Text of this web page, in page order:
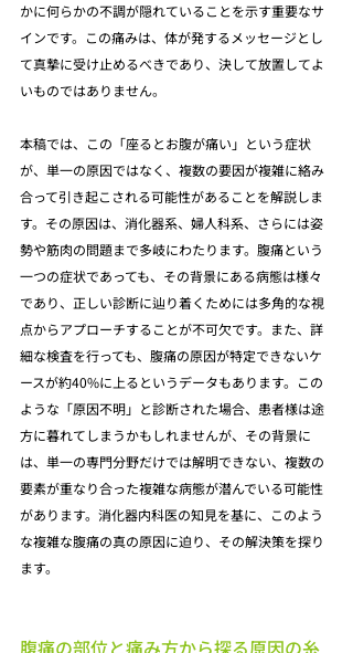
かに何らかの不調が隠れていることを示す重要なサ
インです。この痛みは、体が発するメッセージとし
て真摯に受け止めるべきであり、決して放置してよ
いものではありません。
本稿では、この「座るとお腹が痛い」という症状
が、単一の原因ではなく、複数の要因が複雑に絡み
合って引き起こされる可能性があることを解説しま
す。その原因は、消化器系、婦人科系、さらには姿
勢や筋肉の問題まで多岐にわたります。腹痛という
一つの症状であっても、その背景にある病態は様々
であり、正しい診断に辿り着くためには多角的な視
点からアプローチすることが不可欠です。また、詳
細な検査を行っても、腹痛の原因が特定できないケ
ースが約40%に上るというデータもあります。この
ような「原因不明」と診断された場合、患者様は途
方に暮れてしまうかもしれませんが、その背景に
は、単一の専門分野だけでは解明できない、複数の
要素が重なり合った複雑な病態が潜んでいる可能性
があります。消化器内科医の知見を基に、このよう
な複雑な腹痛の真の原因に迫り、その解決策を探り
ます。